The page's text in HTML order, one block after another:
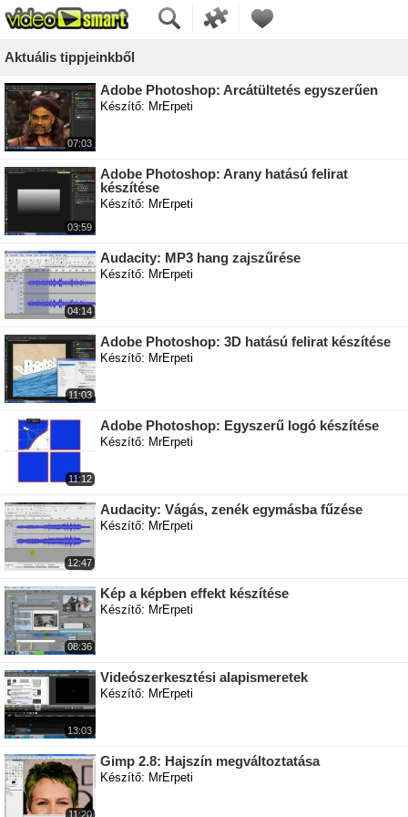
Aktuális tippjeinkből
07:03
Adobe Photoshop: Arcátültetés egyszerűen
Készítő: MrErpeti
03:59
Adobe Photoshop: Arany hatású felirat
készítése
Készítő: MrErpeti
04:14
Audacity: MP3 hang zajszűrése
Készítő: MrErpeti
11:03
Adobe Photoshop: 3D hatású felirat készítése
Készítő: MrErpeti
11:12
Adobe Photoshop: Egyszerű logó készítése
Készítő: MrErpeti
12:47
Audacity: Vágás, zenék egymásba fűzése
Készítő: MrErpeti
08:36
Kép a képben effekt készítése
Készítő: MrErpeti
13:03
Videószerkesztési alapismeretek
Készítő: MrErpeti
11:20
Gimp 2.8: Hajszín megváltoztatása
Készítő: MrErpeti